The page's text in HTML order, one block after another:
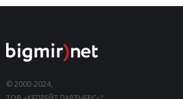
© 2000-2024,